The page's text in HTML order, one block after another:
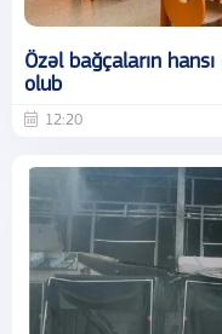
Özəl bağçaların
olub
12:20